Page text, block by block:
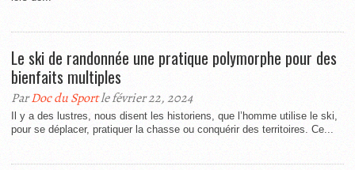
Le ski de randonnée une pratique polymorphe pour des
bienfaits multiples
ParDoc du Sportle février 22, 2024
Il y a des lustres, nous disent les historiens, que l’homme utilise le ski,
pour se déplacer, pratiquer la chasse ou conquérir des territoires. Ce...